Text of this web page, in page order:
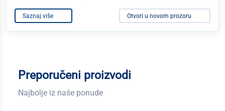
Saznaj više Otvori u novom prozoru
Preporučeni proizvodi
Najbolje iz naše ponude